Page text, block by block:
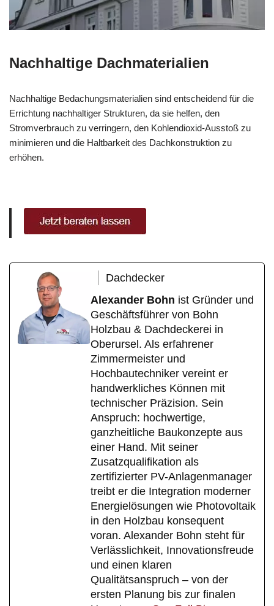
Nachhaltige Dachmaterialien
Nachhaltige Bedachungsmaterialien sind entscheidend für die
Errichtung nachhaltiger Strukturen, da sie helfen, den
Stromverbrauch zu verringern, den Kohlendioxid-Ausstoß zu
minimieren und die Haltbarkeit des Dachkonstruktion zu
erhöhen.
Dachdecker
Alexander Bohn ist Gründer und
Geschäftsführer von Bohn
Holzbau & Dachdeckerei in
Oberursel. Als erfahrener
Zimmermeister und
Hochbautechniker vereint er
handwerkliches Können mit
technischer Präzision. Sein
Anspruch: hochwertige,
ganzheitliche Baukonzepte aus
einer Hand. Mit seiner
Zusatzqualifikation als
zertifizierter PV-Anlagenmanager
treibt er die Integration moderner
Energielösungen wie Photovoltaik
in den Holzbau konsequent
voran. Alexander Bohn steht für
Verlässlichkeit, Innovationsfreude
und einen klaren
Qualitätsanspruch – von der
ersten Planung bis zur finalen